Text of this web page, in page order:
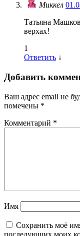
Миккел
Татьяна
верхах!
1
Ответить ↓
Добавить
Ваш адрес email не
помечены *
Комментарий *
Имя
Сохранить моё
последующих моих